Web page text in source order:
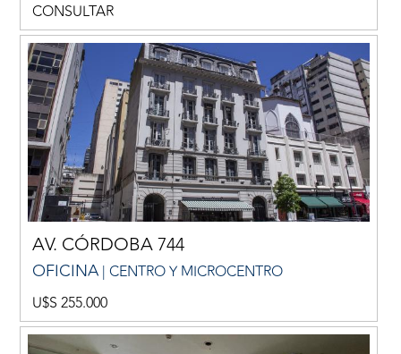
CONSULTAR
AV. CÓRDOBA 744
OFICINA | CENTRO Y MICROCENTRO
U$S 255.000